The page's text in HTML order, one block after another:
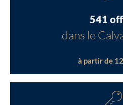
541
dans le
à partir de